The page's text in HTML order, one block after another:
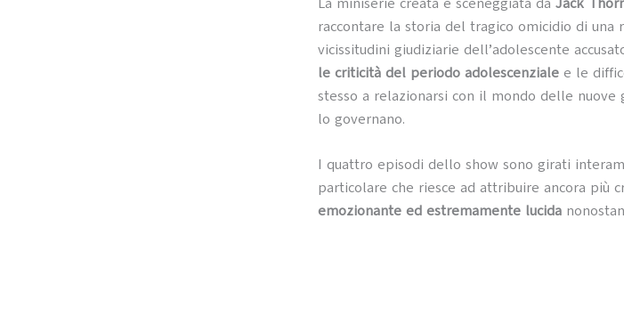
raccontare la storia del tragico omicidio di una
vicissitudini giudiziarie dell’adolescente
le criticità del periodo adolescenziale e le
stesso a relazionarsi con il mondo delle
lo governano.
I quattro episodi dello show sono girati
particolare che riesce ad attribuire ancora più
emozionante ed estremamente lucida